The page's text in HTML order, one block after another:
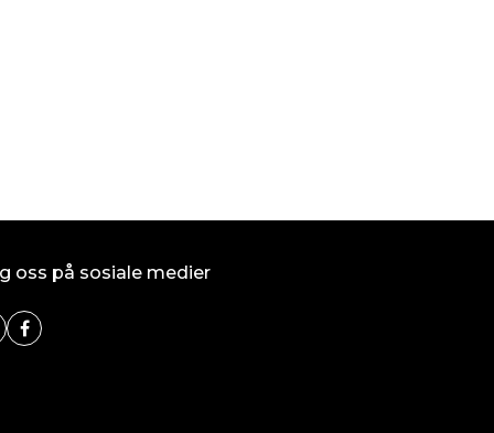
oss på sosiale medier